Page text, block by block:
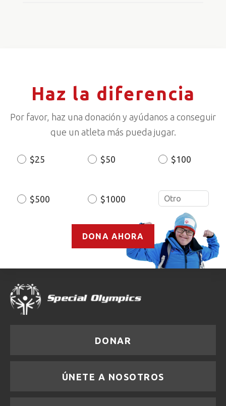
Haz la diferencia
Por favor, haz una donación y ayúdanos a conseguir
que un atleta más pueda jugar.
Donation
$25 $50 $100
$500 $1000
DONA AHORA
DONAR
ÚNETE A NOSOTROS